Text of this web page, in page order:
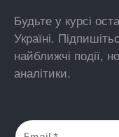
Будьте у курсі
Україні.
найближчі події,
аналітики.